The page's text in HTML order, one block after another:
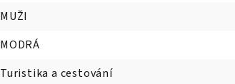
MUŽI
MODRÁ
Turistika a cestování